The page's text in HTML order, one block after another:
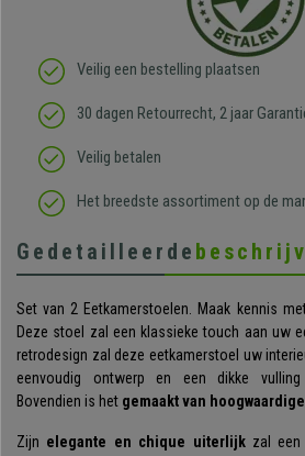
Veilig een bestelling plaatsen
30 dagen Retourrecht, 2 jaar
Veilig betalen
Het breedste assortiment op de
Gedetailleerde
Set van 2 Eetkamerstoelen. Maak kennis
Deze stoel zal een klassieke touch aan uw
retrodesign zal deze eetkamerstoel uw
eenvoudig ontwerp en een dikke
Bovendien is het gemaakt van
Zijn elegante en chique uiterlijkzal een